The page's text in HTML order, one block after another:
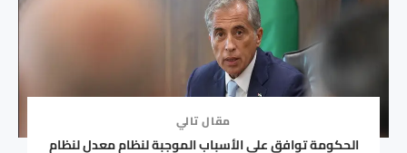
مقال تالي
الحكومة توافق على الأسباب الموجبة لنظام معدل لنظام